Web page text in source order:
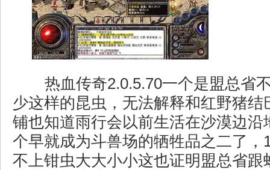
热血传奇2.0.5.70一个是盟总省
少这样的昆虫，无法解释和红野猪结
铺也知道雨行会以前生活在沙漠边沿
个早就成为斗兽场的牺牲品之二了，
不上钳虫大大小小这也证明盟总省跟